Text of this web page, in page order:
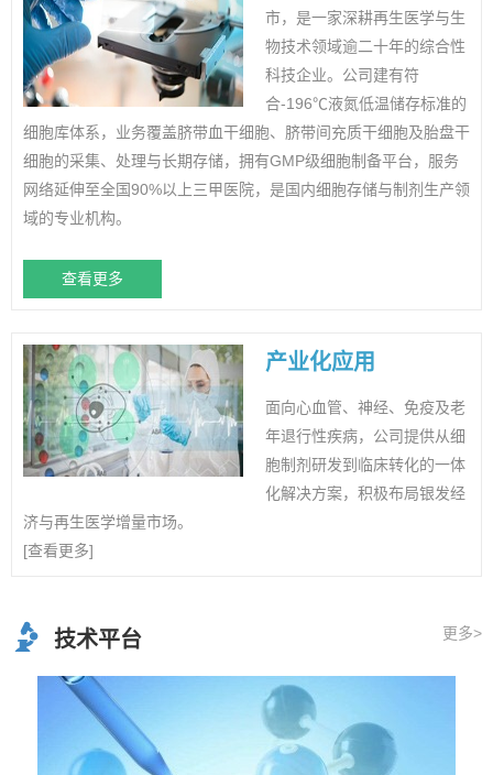
市，是一家深耕再生医学与生
物技术领域逾二十年的综合性
科技企业。公司建有符
合-196℃液氮低温储存标准的
细胞库体系，业务覆盖脐带血干细胞、脐带间充质干细胞及胎盘干
细胞的采集、处理与长期存储，拥有GMP级细胞制备平台，服务
网络延伸至全国90%以上三甲医院，是国内细胞存储与制剂生产领
域的专业机构。
查看更多
产业化应用
面向心血管、神经、免疫及老
年退行性疾病，公司提供从细
胞制剂研发到临床转化的一体
化解决方案，积极布局银发经
济与再生医学增量市场。
[查看更多]
技术平台 更多>